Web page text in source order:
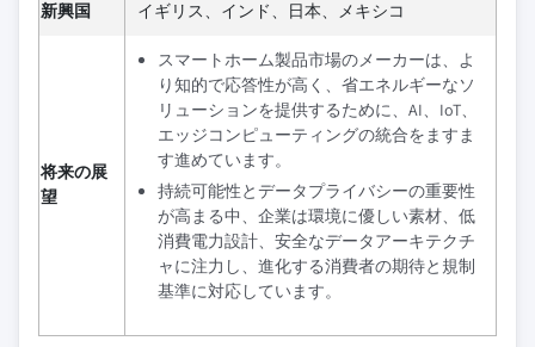
新興国 イギリス、インド、日本、メキシコ
将来の展
望
スマートホーム製品市場のメーカーは、よ
り知的で応答性が高く、省エネルギーなソ
リューションを提供するために、AI、IoT、
エッジコンピューティングの統合をますま
す進めています。
持続可能性とデータプライバシーの重要性
が高まる中、企業は環境に優しい素材、低
消費電力設計、安全なデータアーキテクチ
ャに注力し、進化する消費者の期待と規制
基準に対応しています。